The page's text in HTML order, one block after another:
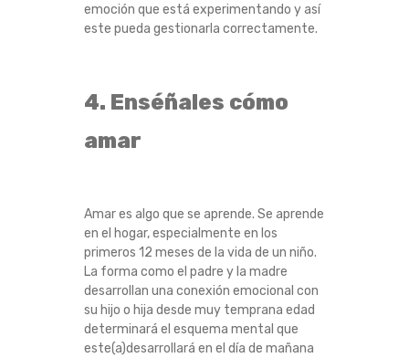
emoción que está experimentando y así
este pueda gestionarla correctamente.
4. Enséñales cómo
amar
Amar es algo que se aprende. Se aprende
en el hogar, especialmente en los
primeros 12 meses de la vida de un niño.
La forma como el padre y la madre
desarrollan una conexión emocional con
su hijo o hija desde muy temprana edad
determinará el esquema mental que
este(a)desarrollará en el día de mañana